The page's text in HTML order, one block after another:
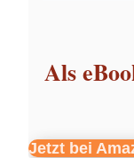
Als
Jetzt bei